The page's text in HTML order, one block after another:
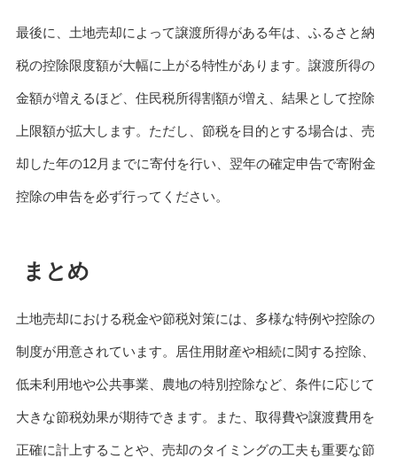
最後に、土地売却によって譲渡所得がある年は、ふるさと納
税の控除限度額が大幅に上がる特性があります。譲渡所得の
金額が増えるほど、住民税所得割額が増え、結果として控除
上限額が拡大します。ただし、節税を目的とする場合は、売
却した年の12月までに寄付を行い、翌年の確定申告で寄附金
控除の申告を必ず行ってください。
まとめ
土地売却における税金や節税対策には、多様な特例や控除の
制度が用意されています。居住用財産や相続に関する控除、
低未利用地や公共事業、農地の特別控除など、条件に応じて
大きな節税効果が期待できます。また、取得費や譲渡費用を
正確に計上することや、売却のタイミングの工夫も重要な節